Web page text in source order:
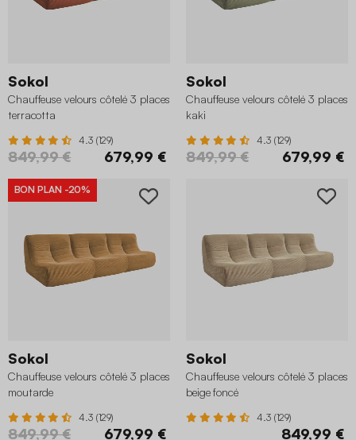
Sokol
Chauffeuse velours côtelé 3 places
terracotta
4.3 (129)
849,99 € 679,99 €
Sokol
Chauffeuse velours côtelé 3 places
kaki
4.3 (129)
849,99 € 679,99 €
BON PLAN -20%
Sokol
Chauffeuse velours côtelé 3 places
moutarde
4.3 (129)
849,99 € 679,99 €
Sokol
Chauffeuse velours côtelé 3 places
beige foncé
4.3 (129)
849,99 €